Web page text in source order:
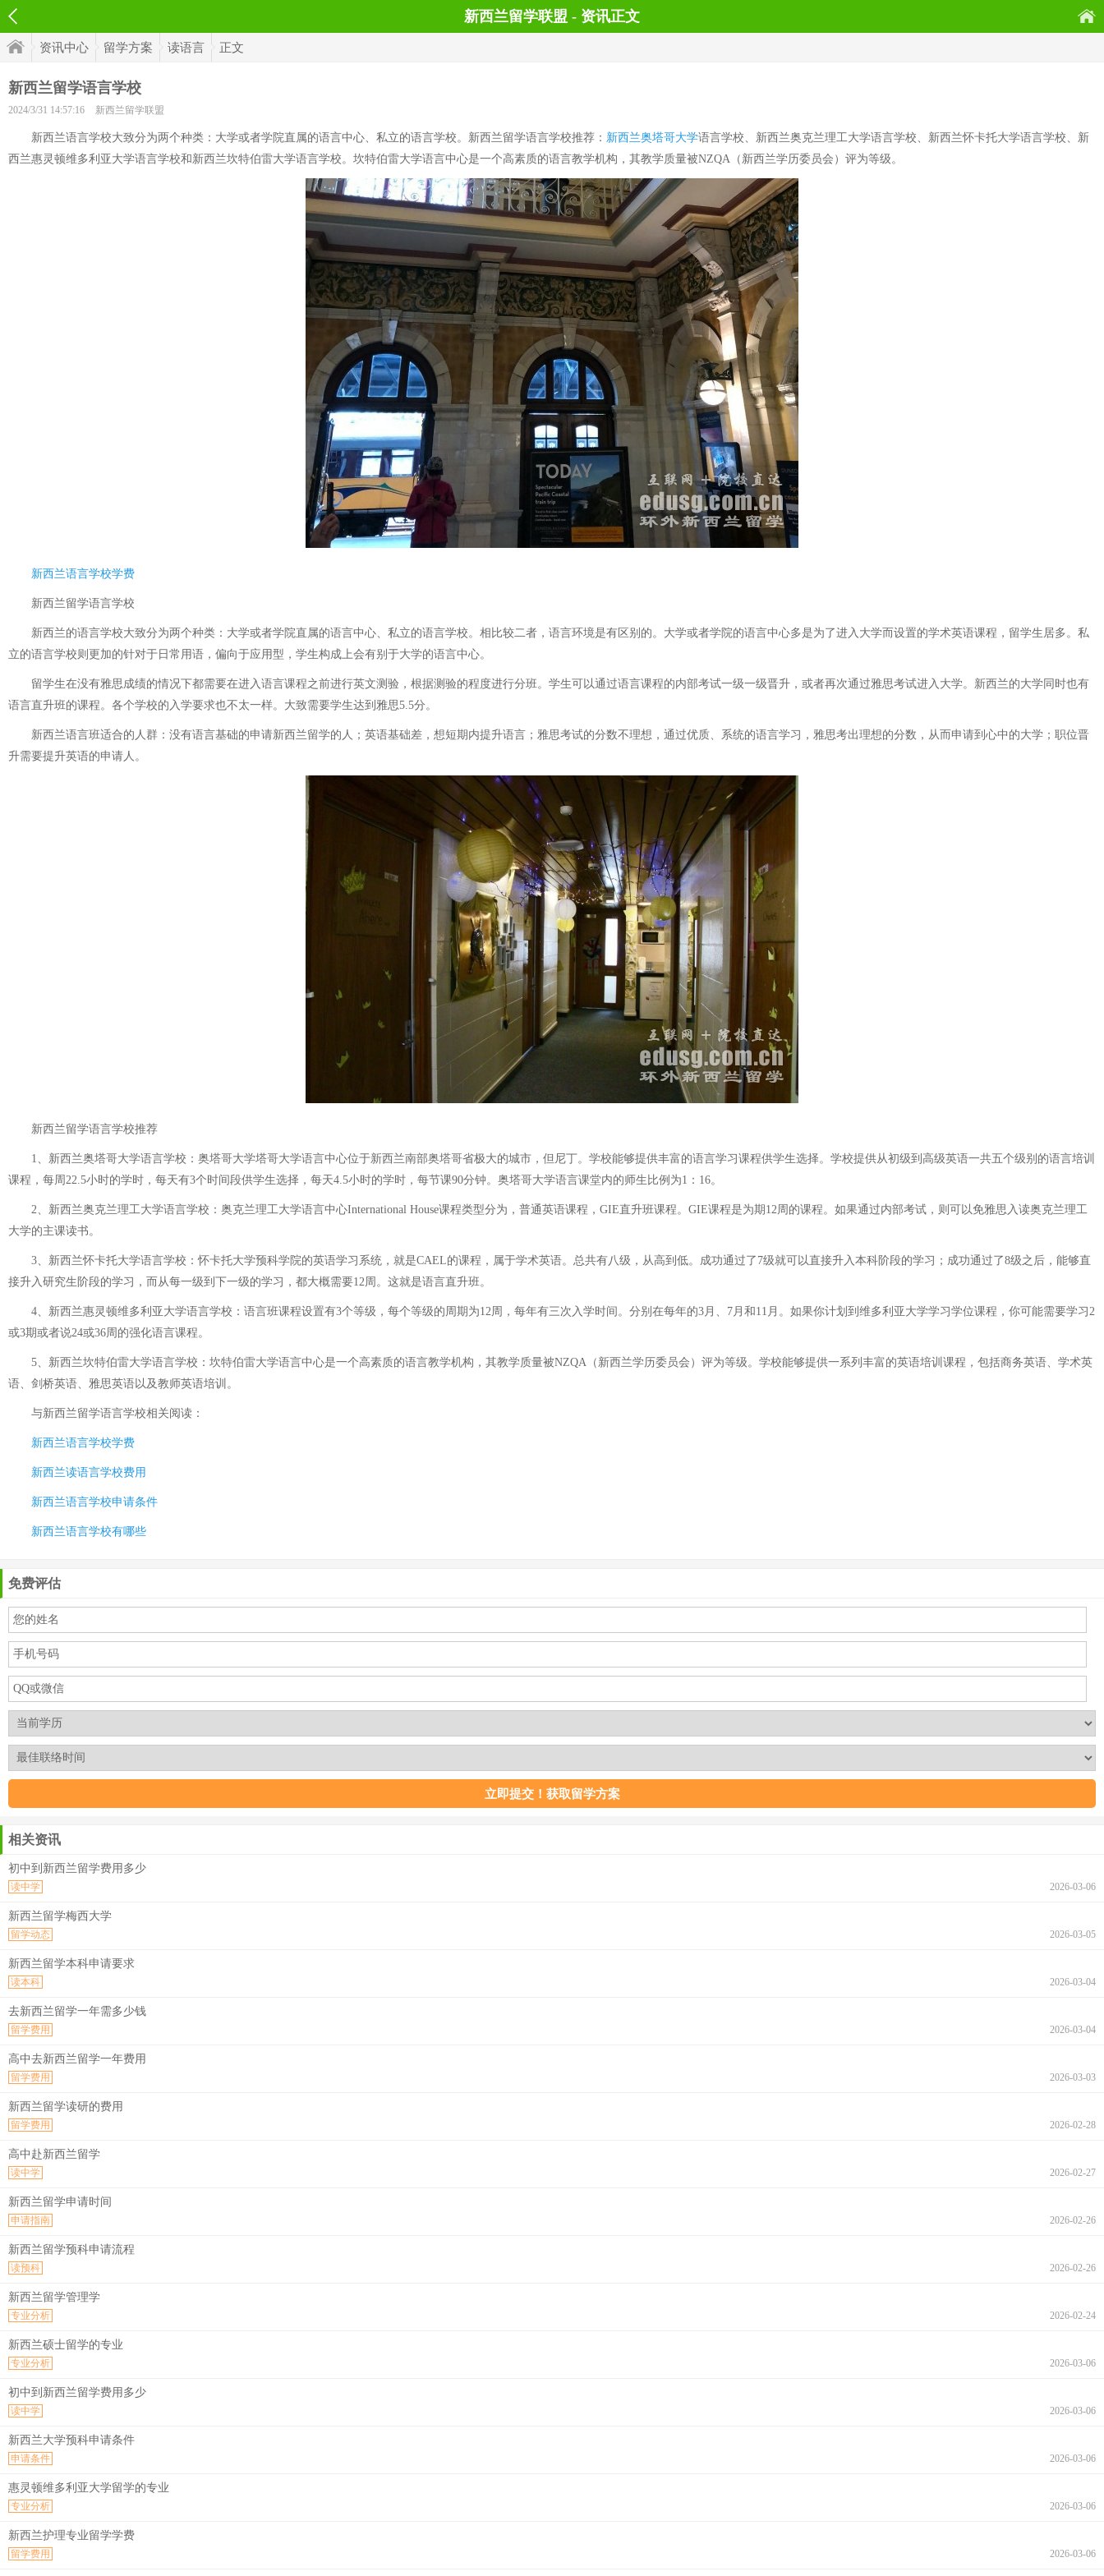
新西兰留学联盟 - 资讯正文
资讯中心 留学方案 读语言 正文
新西兰留学语言学校
2024/3/31 14:57:16 新西兰留学联盟
新西兰语言学校大致分为两个种类：大学或者学院直属的语言中心、私立的语言学校。新西兰留学语言学校推荐： 新西兰奥塔哥大学语言学校、新西兰奥克兰理工大学语言学校、新西兰怀卡托大学语言学校、新
西兰惠灵顿维多利亚大学语言学校和新西兰坎特伯雷大学语言学校。坎特伯雷大学语言中心是一个高素质的语言教学机构，其教学质量被NZQA（新西兰学历委员会）评为等级。
新西兰语言学校学费
新西兰留学语言学校
新西兰的语言学校大致分为两个种类：大学或者学院直属的语言中心、私立的语言学校。相比较二者，语言环境是有区别的。大学或者学院的语言中心多是为了进入大学而设置的学术英语课程，留学生居多。私
立的语言学校则更加的针对于日常用语，偏向于应用型，学生构成上会有别于大学的语言中心。
留学生在没有雅思成绩的情况下都需要在进入语言课程之前进行英文测验，根据测验的程度进行分班。学生可以通过语言课程的内部考试一级一级晋升，或者再次通过雅思考试进入大学。新西兰的大学同时也有
语言直升班的课程。各个学校的入学要求也不太一样。大致需要学生达到雅思5.5分。
新西兰语言班适合的人群：没有语言基础的申请新西兰留学的人；英语基础差，想短期内提升语言；雅思考试的分数不理想，通过优质、系统的语言学习，雅思考出理想的分数，从而申请到心中的大学；职位晋
升需要提升英语的申请人。
新西兰留学语言学校推荐
1、新西兰奥塔哥大学语言学校：奥塔哥大学塔哥大学语言中心位于新西兰南部奥塔哥省极大的城市，但尼丁。学校能够提供丰富的语言学习课程供学生选择。学校提供从初级到高级英语一共五个级别的语言培训
课程，每周22.5小时的学时，每天有3个时间段供学生选择，每天4.5小时的学时，每节课90分钟。奥塔哥大学语言课堂内的师生比例为1：16。
2、新西兰奥克兰理工大学语言学校：奥克兰理工大学语言中心International House课程类型分为，普通英语课程，GIE直升班课程。GIE课程是为期12周的课程。如果通过内部考试，则可以免雅思入读奥克兰理工
大学的主课读书。
3、新西兰怀卡托大学语言学校：怀卡托大学预科学院的英语学习系统，就是CAEL的课程，属于学术英语。总共有八级，从高到低。成功通过了7级就可以直接升入本科阶段的学习；成功通过了8级之后，能够直
接升入研究生阶段的学习，而从每一级到下一级的学习，都大概需要12周。这就是语言直升班。
4、新西兰惠灵顿维多利亚大学语言学校：语言班课程设置有3个等级，每个等级的周期为12周，每年有三次入学时间。分别在每年的3月、7月和11月。如果你计划到维多利亚大学学习学位课程，你可能需要学习2
或3期或者说24或36周的强化语言课程。
5、新西兰坎特伯雷大学语言学校：坎特伯雷大学语言中心是一个高素质的语言教学机构，其教学质量被NZQA（新西兰学历委员会）评为等级。学校能够提供一系列丰富的英语培训课程，包括商务英语、学术英
语、剑桥英语、雅思英语以及教师英语培训。
与新西兰留学语言学校相关阅读：
新西兰语言学校学费
新西兰读语言学校费用
新西兰语言学校申请条件
新西兰语言学校有哪些
免费评估
相关资讯
初中到新西兰留学费用多少
2026-03-06
读中学
新西兰留学梅西大学
2026-03-05
留学动态
新西兰留学本科申请要求
2026-03-04
读本科
去新西兰留学一年需多少钱
2026-03-04
留学费用
高中去新西兰留学一年费用
2026-03-03
留学费用
新西兰留学读研的费用
2026-02-28
留学费用
高中赴新西兰留学
2026-02-27
读中学
新西兰留学申请时间
2026-02-26
申请指南
新西兰留学预科申请流程
2026-02-26
读预科
新西兰留学管理学
2026-02-24
专业分析
新西兰硕士留学的专业
2026-03-06
专业分析
初中到新西兰留学费用多少
2026-03-06
读中学
新西兰大学预科申请条件
2026-03-06
申请条件
惠灵顿维多利亚大学留学的专业
2026-03-06
专业分析
新西兰护理专业留学学费
2026-03-06
留学费用